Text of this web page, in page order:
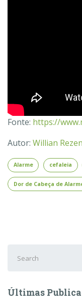
Fonte: https://
Autor: Willian
Alarme cefaleia
Dor de Cabeça de
for:
Últimas